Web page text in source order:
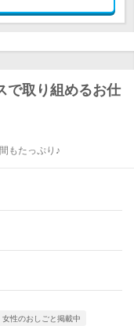
で取り組めるお仕
もたっぷり♪
女性のおしごと掲載中